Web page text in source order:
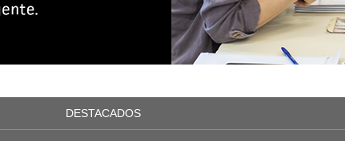
DESTACADOS